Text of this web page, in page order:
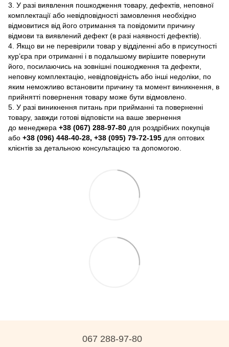
3. У разі виявлення пошкодження товару, дефектів, неповної
комплектації або невідповідності замовлення необхідно
відмовитися від його отримання та повідомити причину
відмови та виявлений дефект (в разі наявності дефектів).
4. Якщо ви не перевірили товар у відділенні або в присутності
кур’єра при отриманні і в подальшому вирішите повернути
його, посилаючись на зовнішні пошкодження та дефекти,
неповну комплектацію, невідповідність або інші недоліки, по
яким неможливо встановити причину та момент виникнення, в
прийнятті повернення товару може бути відмовлено.
5. У разі виникнення питань при прийманні та поверненні
товару, завжди готові відповісти на ваше звернення
до менеджера +38 (067) 288-97-80 для роздрібних покупців
або +38 (096) 448-40-28, +38 (095) 79-72-195 для оптових
клієнтів за детальною консультацією та допомогою.
067 288-97-80